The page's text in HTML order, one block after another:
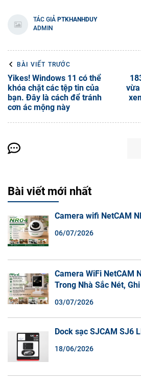
TÁC GIẢ PTKHANHDUY
ADMIN
BÀI VIẾT TRƯỚC
Yikes! Windows 11 có thể
khóa chặt các tệp tin của
bạn. Đây là cách để tránh
cơn ác mộng này
Bài viết mới nhất
Camera wifi NetCAM
06/07/2026
Camera WiFi NetCAM
Trong Nhà Sắc Nét,
03/07/2026
Dock sạc SJCAM SJ6
18/06/2026